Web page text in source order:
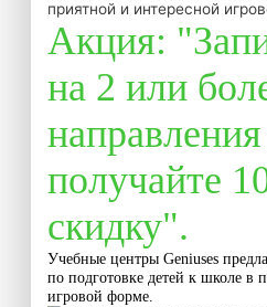
Акция:
на 2 или
получайте
скидку".
Учебные центры Geniuses
по подготовке детей к школе в
игровой форме.